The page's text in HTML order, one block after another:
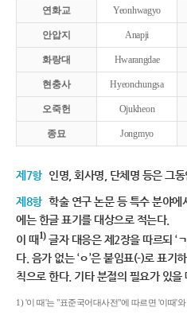
연화교 Yeonhwagyo
안압지 Anapji
화랑대 Hwarangdae
현충사 Hyeonchungsa
오죽헌 Ojukheon
종묘 Jongmyo
제7항 인명, 회사명, 단체명 등은 그
제8항 학술 연구 논문 등 특수 분야에
에는 한글 표기를 대상으로 적는다.
이 때1)글자 대응은 제2장을 따르되 ‘
다. 음가 없는 ‘ㅇ’은 붙임표(-)로 표기
칙으로 한다. 기타 분절의 필요가 있을
1) '이 때'는 "표준국어대사전"에 따르면 '이때'